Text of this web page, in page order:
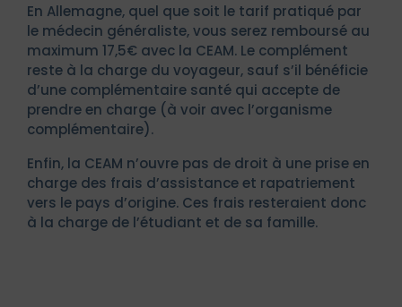
En Allemagne, quel que soit le tarif pratiqué par
le médecin généraliste, vous serez remboursé au
maximum 17,5€ avec la CEAM. Le complément
reste à la charge du voyageur, sauf s’il bénéficie
d’une complémentaire santé qui accepte de
prendre en charge (à voir avec l’organisme
complémentaire).
Enfin, la CEAM n’ouvre pas de droit à une prise en
charge des frais d’assistance et rapatriement
vers le pays d’origine. Ces frais resteraient donc
à la charge de l’étudiant et de sa famille.